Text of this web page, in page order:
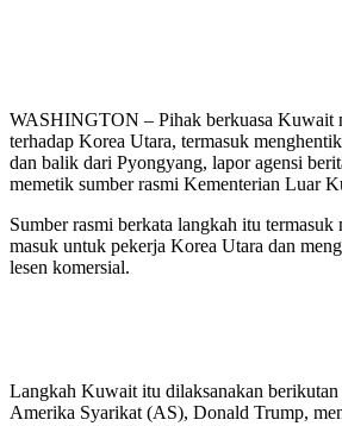
WASHINGTON – Pihak berkuasa Kuwait
terhadap Korea Utara, termasuk
dan balik dari Pyongyang, lapor agensi
memetik sumber rasmi Kementerian Luar
Sumber rasmi berkata langkah itu termasuk
masuk untuk pekerja Korea Utara dan
lesen komersial.
Langkah Kuwait itu dilaksanakan berikutan
Amerika Syarikat (AS), Donald Trump,